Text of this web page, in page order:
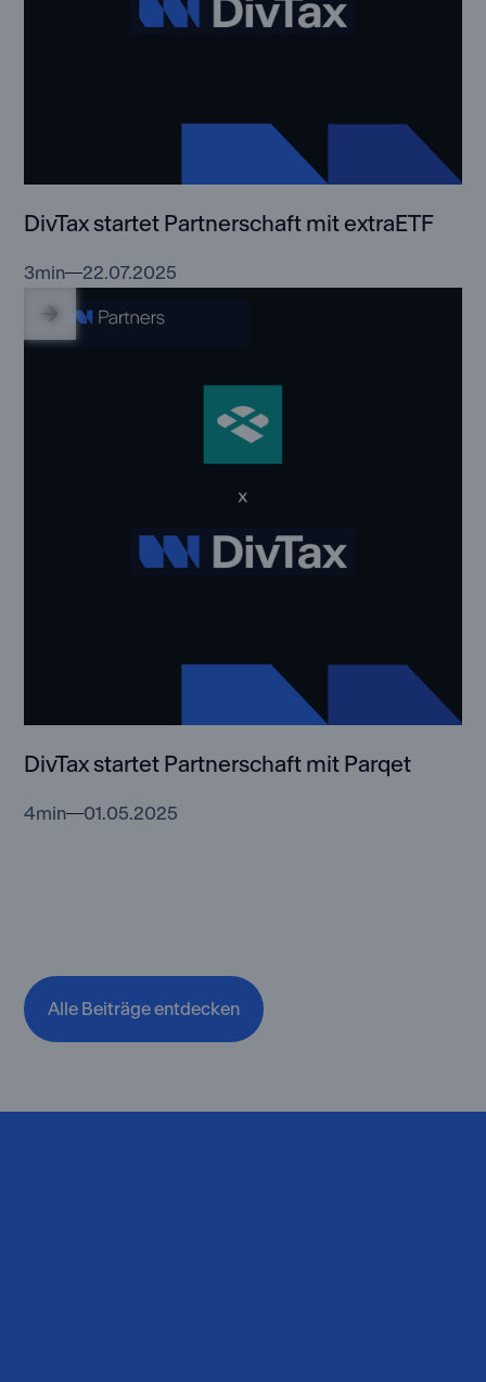
DivTax startet Partnerschaft mit extraETF
3min 22.07.2025
DivTax startet Partnerschaft mit Parqet
4min 01.05.2025
Alle Beiträge entdecken